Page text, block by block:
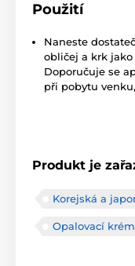
Použití
Naneste
obličej a krk
Doporučuje se
při pobytu
Produkt je
Korejská a
Opalovací